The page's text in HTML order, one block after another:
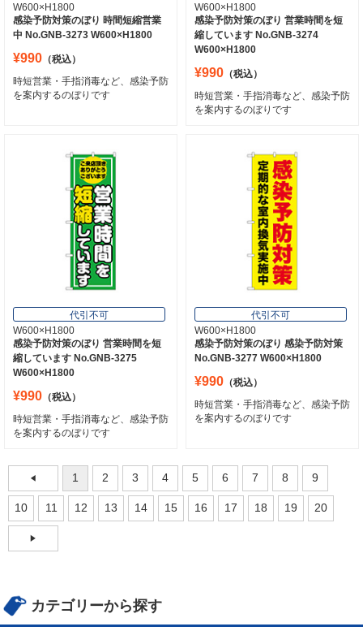
W600×H1800
感染予防対策のぼり 時間短縮営業
中 No.GNB-3273 W600×H1800
¥990 （税込）
時短営業・手指消毒など、感染予防
を案内するのぼりです
W600×H1800
感染予防対策のぼり 営業時間を短
縮しています No.GNB-3274
W600×H1800
¥990 （税込）
時短営業・手指消毒など、感染予防
を案内するのぼりです
代引不可
W600×H1800
感染予防対策のぼり 営業時間を短
縮しています No.GNB-3275
W600×H1800
¥990 （税込）
時短営業・手指消毒など、感染予防
を案内するのぼりです
代引不可
W600×H1800
感染予防対策のぼり 感染予防対策
No.GNB-3277 W600×H1800
¥990 （税込）
時短営業・手指消毒など、感染予防
を案内するのぼりです
1 2 3 4 5 6 7 8 9
10 11 12 13 14 15 16 17 18 19 20
カテゴリーから探す